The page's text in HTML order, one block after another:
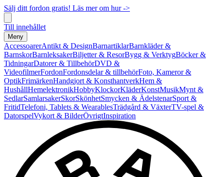
Sälj ditt fordon gratis! Läs mer om hur ->
Till innehållet
Meny
AccessoarerAntikt & DesignBarnartiklarBarnkläder &
BarnskorBarnleksakerBiljetter & ResorBygg & VerktygBöcker &
TidningarDatorer & TillbehörDVD &
VideofilmerFordonFordonsdelar & tillbehörFoto, Kameror &
OptikFrimärkenHandgjort & KonsthantverkHem &
HushållHemelektronikHobbyKlockorKläderKonstMusikMynt &
SedlarSamlarsakerSkorSkönhetSmycken & ÄdelstenarSport &
FritidTelefoni, Tablets & WearablesTrädgård & VäxterTV-spel &
DatorspelVykort & BilderÖvrigtInspiration